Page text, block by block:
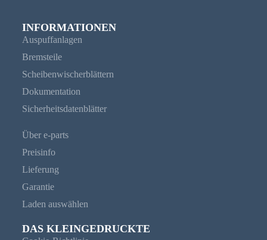
INFORMATIONEN
Auspuffanlagen
Bremsteile
Scheibenwischerblättern
Dokumentation
Sicherheitsdatenblätter
Über e-parts
Preisinfo
Lieferung
Garantie
Laden auswählen
DAS KLEINGEDRUCKTE